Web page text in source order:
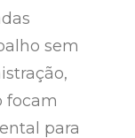
sem
focam
para